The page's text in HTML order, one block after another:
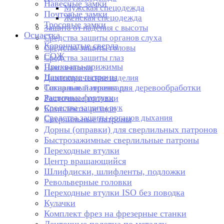
Мужская спецодежда
Женская спецодежда
Защита от падения с высоты
Средства защиты органов слуха
Средства защиты головы
Средства защиты глаз
Наколенники
Диэлектрические изделия
Сигнальный инвентарь
Защитные фартуки
Средства защиты рук
Средства защиты органов дыхания
Навесные замки
Почтовые замки
Тросовые замки
Оснастка
Корончатые сверла
СОЖ
Прихваты-прижимы
Цанговые патроны
Токарные патроны для деревообработки
Расточные головки
Комплекты резцов
Сверлильные патроны
Дорны (оправки) для сверлильных патронов
Быстрозажимные сверлильные патроны
Переходные втулки
Центр вращающийся
Шлифдиски, шлифленты, подложки
Револьверные головки
Переходные втулки ISO без поводка
Кулачки
Комплект фрез на фрезерные станки